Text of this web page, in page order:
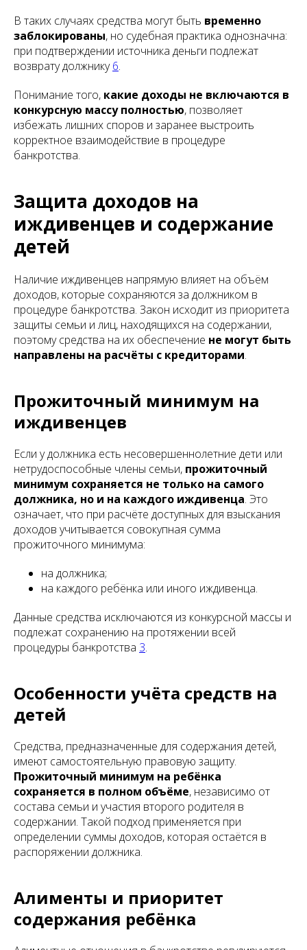
В таких случаях средства могут быть временно
заблокированы, но судебная практика однозначна:
при подтверждении источника деньги подлежат
возврату должнику6.
Понимание того, какие доходы не включаются в
конкурсную массу полностью, позволяет
избежать лишних споров и заранее выстроить
корректное взаимодействие в процедуре
банкротства.
Защита доходов на
иждивенцев и содержание
детей
Наличие иждивенцев напрямую влияет на объём
доходов, которые сохраняются за должником в
процедуре банкротства. Закон исходит из приоритета
защиты семьи и лиц, находящихся на содержании,
поэтому средства на их обеспечение не могут быть
направлены на расчёты с кредиторами.
Прожиточный минимум на
иждивенцев
Если у должника есть несовершеннолетние дети или
нетрудоспособные члены семьи, прожиточный
минимум сохраняется не только на самого
должника, но и на каждого иждивенца. Это
означает, что при расчёте доступных для взыскания
доходов учитывается совокупная сумма
прожиточного минимума:
на должника;
на каждого ребёнка или иного иждивенца.
Данные средства исключаются из конкурсной массы и
подлежат сохранению на протяжении всей
процедуры банкротства 3.
Особенности учёта средств на
детей
Средства, предназначенные для содержания детей,
имеют самостоятельную правовую защиту.
Прожиточный минимум на ребёнка
сохраняется в полном объёме, независимо от
состава семьи и участия второго родителя в
содержании. Такой подход применяется при
определении суммы доходов, которая остаётся в
распоряжении должника.
Алименты и приоритет
содержания ребёнка